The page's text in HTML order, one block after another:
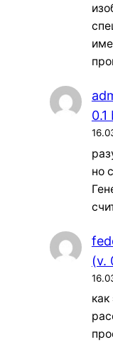
0.1
но
(v.